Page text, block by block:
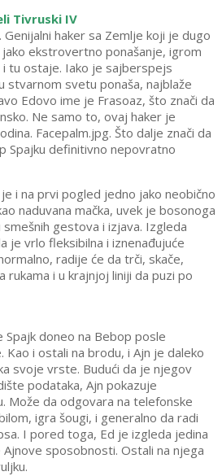
Tivruski IV
haker sa Zemlje koji je dugo
ekstrovertno ponašanje, igrom
tu ostaje. Iako je sajberspejs
stvarnom svetu ponaša, najblaže
Edovo ime je Frasoaz, što znači da
Ne samo to, ovaj haker je
Facepalm.jpg. Što dalje znači da
Spajku definitivno nepovratno
i na prvi pogled jedno jako neobično
naduvana mačka, uvek je bosonoga
gestova i izjava. Izgleda
je vrlo fleksibilna i iznenađujuće
radije će da trči, skače,
rukama i u krajnjoj liniji da puzi po
Spajk doneo na Bebop posle
Kao i ostali na brodu, i Ajn je daleko
svoje vrste. Budući da je njegov
podataka, Ajn pokazuje
Može da odgovara na telefonske
igra šougi, i generalno da radi
I pored toga, Ed je izgleda jedina
sposobnosti. Ostali na njega